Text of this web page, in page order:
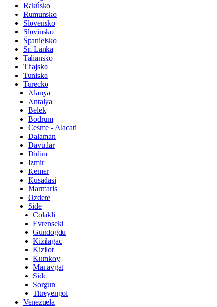
Rakúsko
Rumunsko
Slovensko
Slovinsko
Španielsko
Srí Lanka
Taliansko
Thajsko
Tunisko
Turecko
Alanya
Antalya
Belek
Bodrum
Cesme - Alacati
Dalaman
Davutlar
Didim
Izmir
Kemer
Kusadasi
Marmaris
Ozdere
Side
Colakli
Evrenseki
Gündogdu
Kizilagac
Kizilot
Kumkoy
Manavgat
Side
Sorgun
Titreyengol
Venezuela